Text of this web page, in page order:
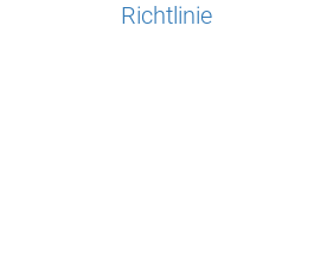
Richtlinie